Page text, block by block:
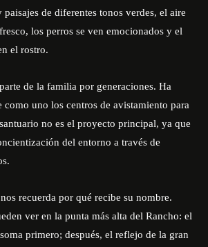
paisajes de diferentes tonos verdes, el aire
los perros se ven emocionados y el
el rostro.
de la familia por generaciones. Ha
como uno los centros de avistamiento para
no es el proyecto principal, ya que
del entorno a través de
recuerda por qué recibe su nombre.
ver en la punta más alta del Rancho: el
primero; después, el reflejo de la gran